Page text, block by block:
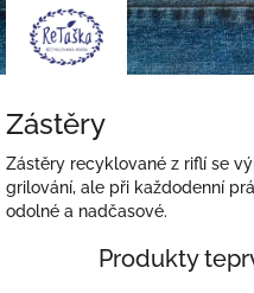
Přejít
na
obsah
Zástěry
Zástěry recyklované z riflí se
grilování, ale při každodenní
odolné a nadčasové.
Produkty